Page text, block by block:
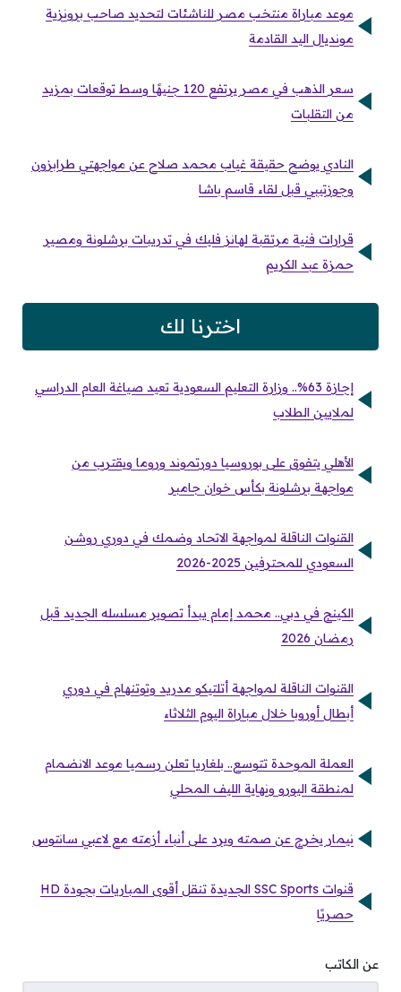
موعد مباراة منتخب مصر للناشئات لتحديد صاحب برونزية
مونديال اليد القادمة
سعر الذهب في مصر يرتفع 120 جنيهًا وسط توقعات بمزيد
من التقلبات
النادي يوضح حقيقة غياب محمد صلاح عن مواجهتي طرابزون
وجوزتيبي قبل لقاء قاسم باشا
قرارات فنية مرتقبة لهانز فليك في تدريبات برشلونة ومصير
حمزة عبد الكريم
اخترنا لك
إجازة 63%.. وزارة التعليم السعودية تعيد صياغة العام الدراسي
لملايين الطلاب
الأهلي يتفوق على بوروسيا دورتموند وروما ويقترب من
مواجهة برشلونة بكأس خوان جامبر
القنوات الناقلة لمواجهة الاتحاد وضمك في دوري روشن
السعودي للمحترفين 2025-2026
الكينج في دبي.. محمد إمام يبدأ تصوير مسلسله الجديد قبل
رمضان 2026
القنوات الناقلة لمواجهة أتلتيكو مدريد وتوتنهام في دوري
أبطال أوروبا خلال مباراة اليوم الثلاثاء
العملة الموحدة تتوسع.. بلغاريا تعلن رسميا موعد الانضمام
لمنطقة اليورو ونهاية الليف المحلي
نيمار يخرج عن صمته ويرد على أنباء أزمته مع لاعبي سانتوس
قنوات SSC Sports الجديدة تنقل أقوى المباريات بجودة HD
حصريًا
عن الكاتب